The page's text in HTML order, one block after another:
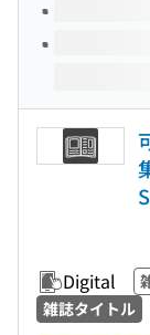
Digital
雑誌タイトル